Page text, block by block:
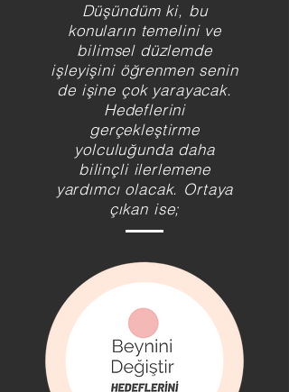
Düşündüm ki, bu
konuların temelini ve
bilimsel düzlemde
işleyişini öğrenmen senin
de işine çok yarayacak.
Hedeflerini
gerçekleştirme
yolculuğunda daha
bilinçli ilerlemene
yardımcı olacak. Ortaya
çıkan ise;